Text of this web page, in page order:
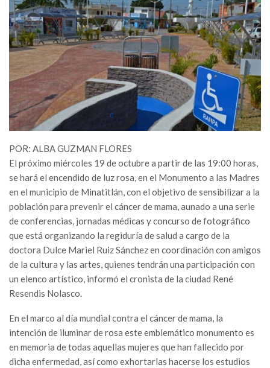
POR: ALBA GUZMAN FLORES
El próximo miércoles 19 de octubre a partir de las 19:00 horas,
se hará el encendido de luz rosa, en el Monumento a las Madres
en el municipio de Minatitlán, con el objetivo de sensibilizar a la
población para prevenir el cáncer de mama, aunado a una serie
de conferencias, jornadas médicas y concurso de fotográfico
que está organizando la regiduría de salud a cargo de la
doctora Dulce Mariel Ruiz Sánchez en coordinación con amigos
de la cultura y las artes, quienes tendrán una participación con
un elenco artístico, informó el cronista de la ciudad René
Resendis Nolasco.
En el marco al día mundial contra el cáncer de mama, la
intención de iluminar de rosa este emblemático monumento es
en memoria de todas aquellas mujeres que han fallecido por
dicha enfermedad, así como exhortarlas hacerse los estudios